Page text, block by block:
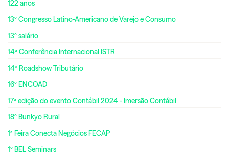
122 anos
13º Congresso Latino-Americano de Varejo e Consumo
13º salário
14ª Conferência Internacional ISTR
14º Roadshow Tributário
16º ENCOAD
17ª edição do evento Contábil 2024 - Imersão Contábil
18º Bunkyo Rural
1ª Feira Conecta Negócios FECAP
1º BEL Seminars